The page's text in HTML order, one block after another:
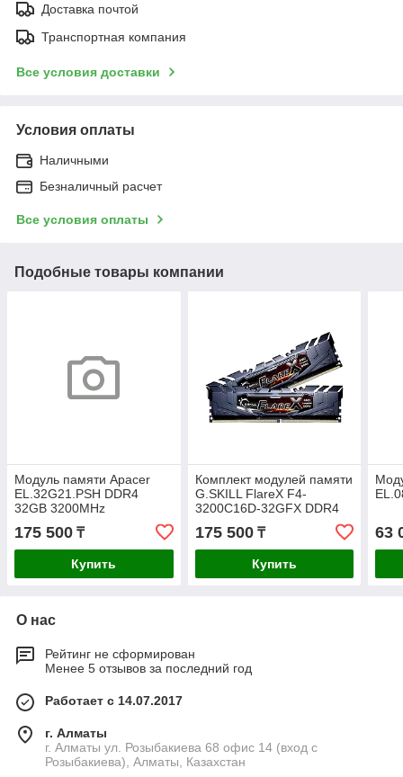
Доставка почтой
Транспортная компания
Все условия доставки
Условия оплаты
Наличными
Безналичный расчет
Все условия оплаты
Подобные товары компании
Модуль памяти Apacer
EL.32G21.PSH DDR4
32GB 3200MHz
175 500 ₸
Купить
Комплект модулей памяти
G.SKILL FlareX F4-
3200C16D-32GFX DDR4
32GB (Kit 2x16GB)
3200MHz
175 500₸
Купить
63
О нас
Рейтинг не сформирован
Менее 5 отзывов за последний год
Работает с 14.07.2017
г. Алматы
г. Алматы ул. Розыбакиева 68 офис 14 (вход с
Розыбакиева), Алматы, Казахстан